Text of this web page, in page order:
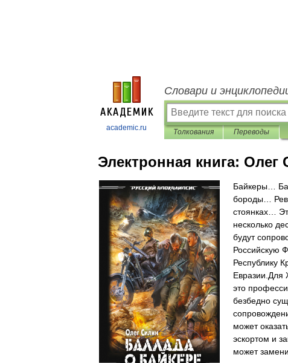
academic.ru
Словари и
Толкования Переводы
Электронная книга: Олег
Байкеры…
бороды… Рев
стоянках…
несколько
будут
Российскую
Республику
Евразии.Для
это
безбедно
может
эскортом и
может